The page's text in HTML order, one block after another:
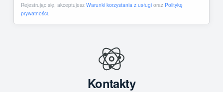
Rejestrując się, akceptujesz Warunki korzystania z usługioraz Politykę
prywatności.
Kontakty